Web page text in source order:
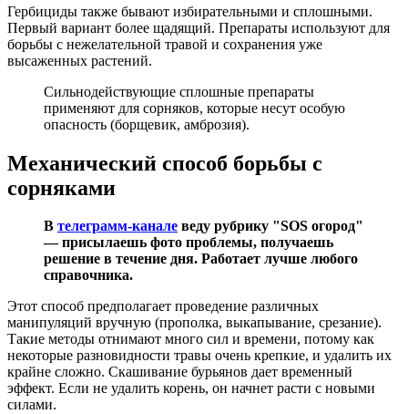
Гербициды также бывают избирательными и сплошными.
Первый вариант более щадящий. Препараты используют для
борьбы с нежелательной травой и сохранения уже
высаженных растений.
Сильнодействующие сплошные препараты
применяют для сорняков, которые несут особую
опасность (борщевик, амброзия).
Механический способ борьбы с
сорняками
В телеграмм-канале веду рубрику "SOS огород"
— присылаешь фото проблемы, получаешь
решение в течение дня. Работает лучше любого
справочника.
Этот способ предполагает проведение различных
манипуляций вручную (прополка, выкапывание, срезание).
Такие методы отнимают много сил и времени, потому как
некоторые разновидности травы очень крепкие, и удалить их
крайне сложно. Скашивание бурьянов дает временный
эффект. Если не удалить корень, он начнет расти с новыми
силами.